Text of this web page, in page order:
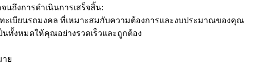
ถึงการดำเนินการเสร็จสิ้น:
ะเบียนรถมงคล ที่เหมาะสมกับความต้องการและงบประมาณของคุณ
นทั้งหมดให้คุณอย่างรวดเร็วและถูกต้อง
ย